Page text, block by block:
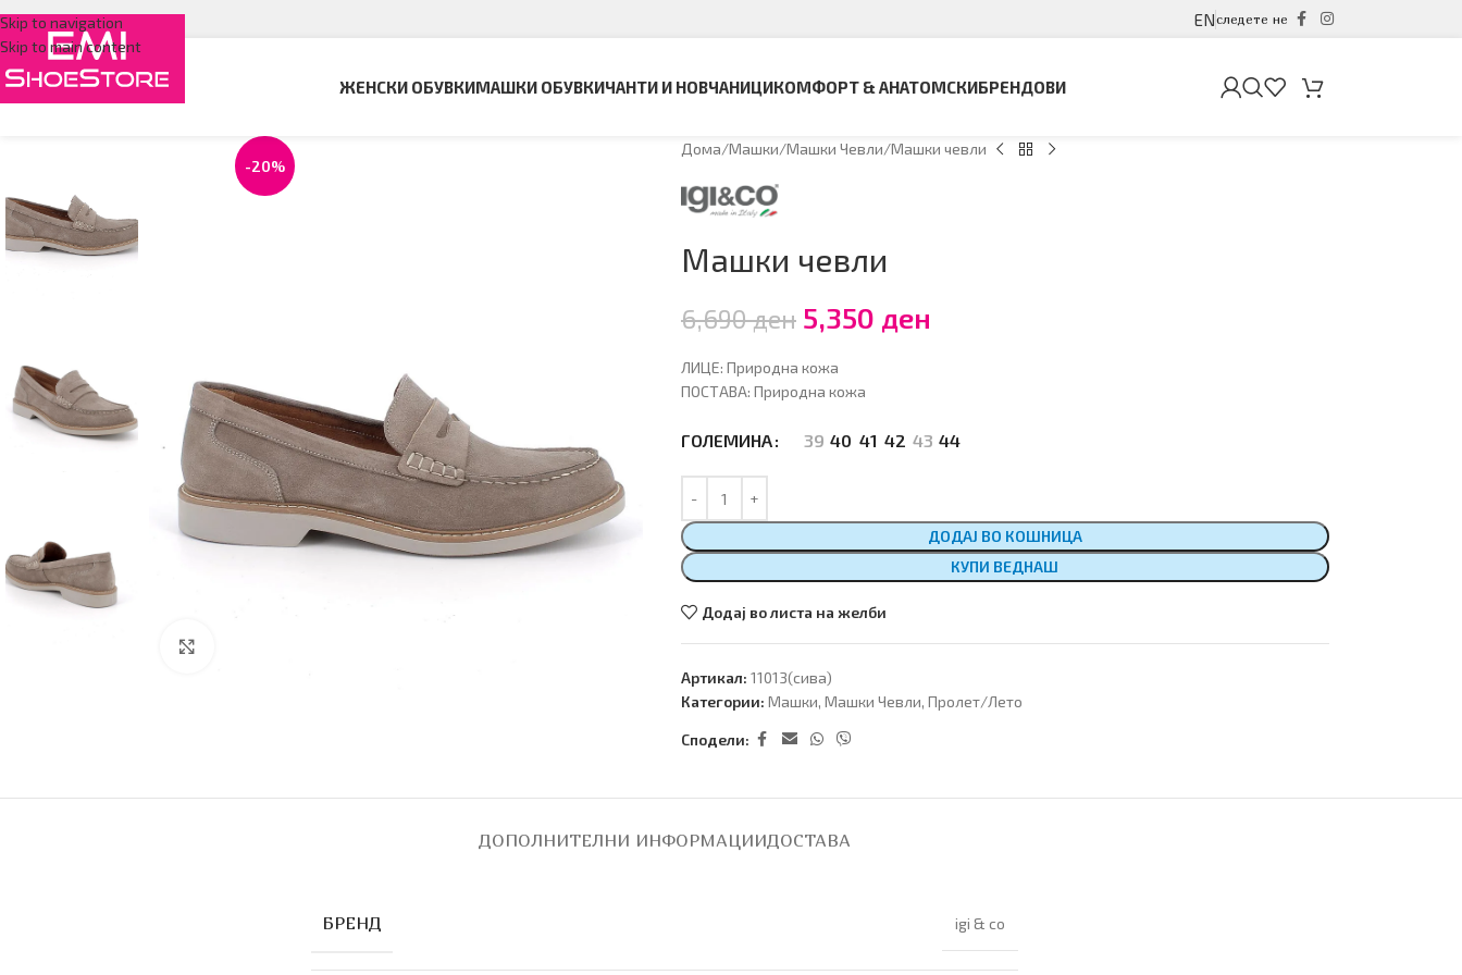
Skip to navigation
Skip to main content
ENследете не
ЖЕНСКИ ОБУВКИМАШКИ ОБУВКИЧАНТИ И НОВЧАНИЦИКОМФОРТ & АНАТОМСКИБРЕНДОВИ
-20%
Дома Машки Машки Чевли Машки чевли
Машки чевли
6,690ден 5,350 ден
ЛИЦЕ: Природна кожа
ПОСТАВА: Природна кожа
ГОЛЕМИНА 39 40 41 42 43 44
ДОДАЈ ВО КОШНИЦА
КУПИ ВЕДНАШ
Додај во листа на желби
Артикал: 11013(сива)
Категории: Машки, Машки Чевли, Пролет/Лето
Сподели:
ДОПОЛНИТЕЛНИ ИНФОРМАЦИИДОСТАВА
БРЕНД igi & co